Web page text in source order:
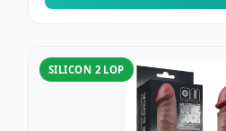
SILICON 2 LOP